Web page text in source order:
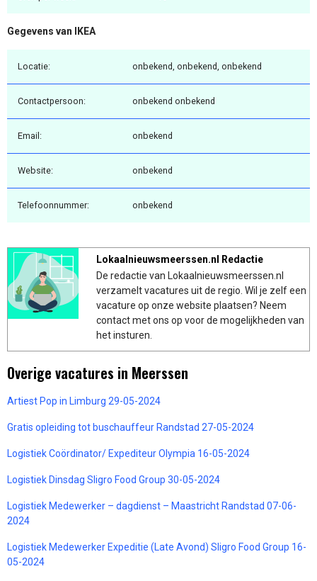
Gegevens van IKEA
Locatie: onbekend, onbekend, onbekend
Contactpersoon: onbekend onbekend
Email: onbekend
Website: onbekend
Telefoonnummer: onbekend
Lokaalnieuwsmeerssen.nl Redactie
De redactie van Lokaalnieuwsmeerssen.nl
verzamelt vacatures uit de regio. Wil je zelf een
vacature op onze website plaatsen? Neem
contact met ons op voor de mogelijkheden van
het insturen.
Overige vacatures in Meerssen
Artiest Pop in Limburg 29-05-2024
Gratis opleiding tot buschauffeur Randstad 27-05-2024
Logistiek Coördinator/ Expediteur Olympia 16-05-2024
Logistiek Dinsdag Sligro Food Group 30-05-2024
Logistiek Medewerker – dagdienst – Maastricht Randstad 07-06-
2024
Logistiek Medewerker Expeditie (Late Avond) Sligro Food Group 16-
05-2024